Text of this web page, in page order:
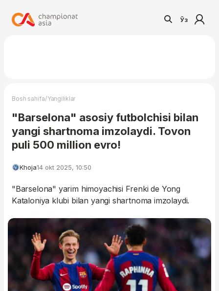
Ўз
Bosh sahifa/Yangiliklar
"Barselona" asosiy futbolchisi bilan
yangi shartnoma imzolaydi. Tovon
puli 500 million evro!
Khoja14 okt 2025, 10:50
"Barselona" yarim himoyachisi Frenki de Yong
Kataloniya klubi bilan yangi shartnoma imzolaydi.